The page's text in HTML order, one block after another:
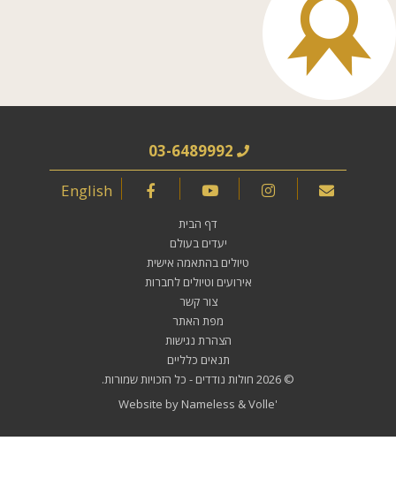
03-6489992
English
דף הבית
יעדים בעולם
טיולים בהתאמה אישית
אירועים וטיולים לחברות
צור קשר
מפת האתר
הצהרת נגישות
תנאים כלליים
© 2026
חולות נודדים - כל הזכויות שמורות.
Website by Nameless &Volle'